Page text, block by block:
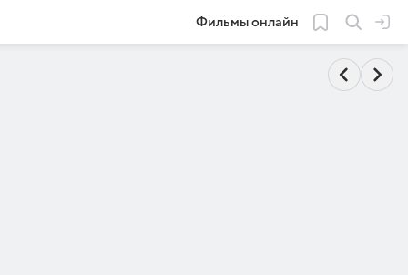
Фильмы онлайн